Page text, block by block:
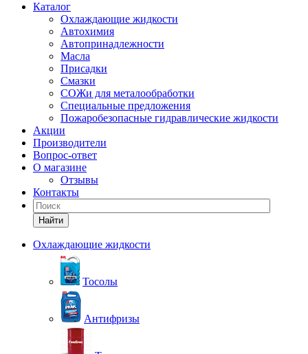
Каталог
Охлаждающие жидкости
Автохимия
Автопринадлежности
Масла
Присадки
Смазки
СОЖи для металообработки
Специальные предложения
Пожаробезопасные гидравлические жидкости
Акции
Производители
Вопрос-ответ
О магазине
Отзывы
Контакты
Найти
Охлаждающие жидкости
Тосолы
Антифризы